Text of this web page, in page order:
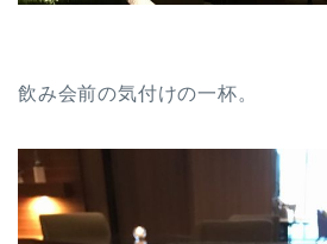
飲み会前の気付けの一杯。